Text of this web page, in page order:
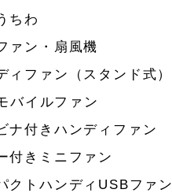
ちわ
ァン・扇風機
ィファン（スタンド式）
バイルファン
ナ付きハンディファン
付きミニファン
クトハンディUSBファン